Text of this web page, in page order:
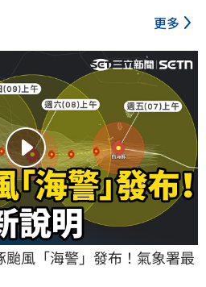
更多
颱風「海警」發布！氣象署最